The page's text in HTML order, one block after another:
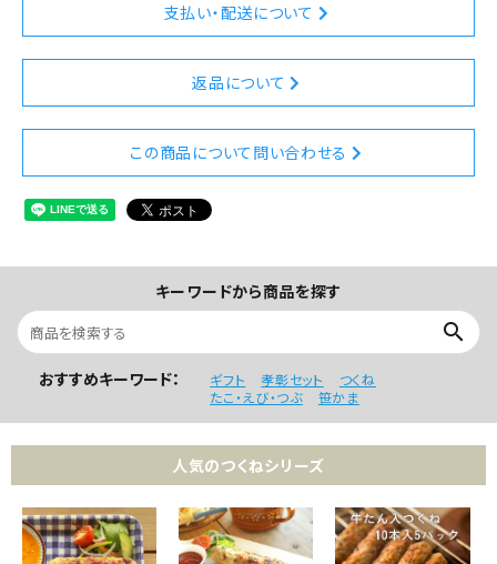
支払い・配送について
返品について
この商品について問い合わせる
キーワードから商品を探す
search
おすすめキーワード： ギフト 孝彰セット
つくね
たこ・えび・つぶ
笹かま
人気のつくねシリーズ